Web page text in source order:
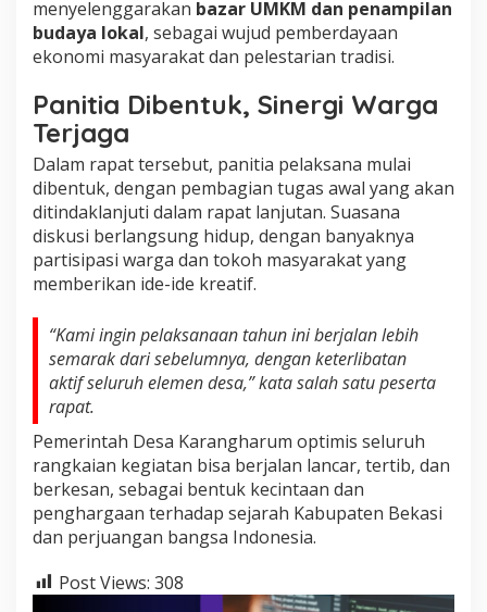
menyelenggarakan bazar UMKM dan penampilan
budaya lokal, sebagai wujud pemberdayaan
ekonomi masyarakat dan pelestarian tradisi.
Panitia Dibentuk, Sinergi Warga
Terjaga
Dalam rapat tersebut, panitia pelaksana mulai
dibentuk, dengan pembagian tugas awal yang akan
ditindaklanjuti dalam rapat lanjutan. Suasana
diskusi berlangsung hidup, dengan banyaknya
partisipasi warga dan tokoh masyarakat yang
memberikan ide-ide kreatif.
“Kami ingin pelaksanaan tahun ini berjalan lebih
semarak dari sebelumnya, dengan keterlibatan
aktif seluruh elemen desa,” kata salah satu peserta
rapat.
Pemerintah Desa Karangharum optimis seluruh
rangkaian kegiatan bisa berjalan lancar, tertib, dan
berkesan, sebagai bentuk kecintaan dan
penghargaan terhadap sejarah Kabupaten Bekasi
dan perjuangan bangsa Indonesia.
Post Views: 308